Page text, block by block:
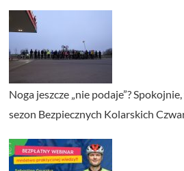
Noga jeszcze „nie podaje”?
sezon Bezpiecznych Kolarskich